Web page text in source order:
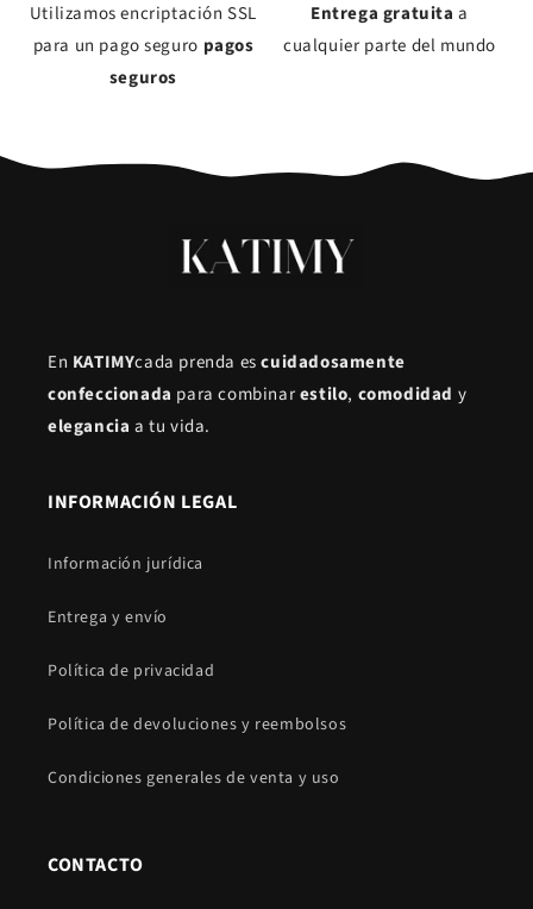
Utilizamos encriptación SSL
para un pago seguro pagos
seguros
Entrega gratuita a
cualquier parte del mundo
En KATIMYcada prenda escuidadosamente
confeccionada para combinarestilo, comodidad y
elegancia a tu vida.
INFORMACIÓN LEGAL
Información jurídica
Entrega y envío
Política de privacidad
Política de devoluciones y reembolsos
Condiciones generales de venta y uso
CONTACTO